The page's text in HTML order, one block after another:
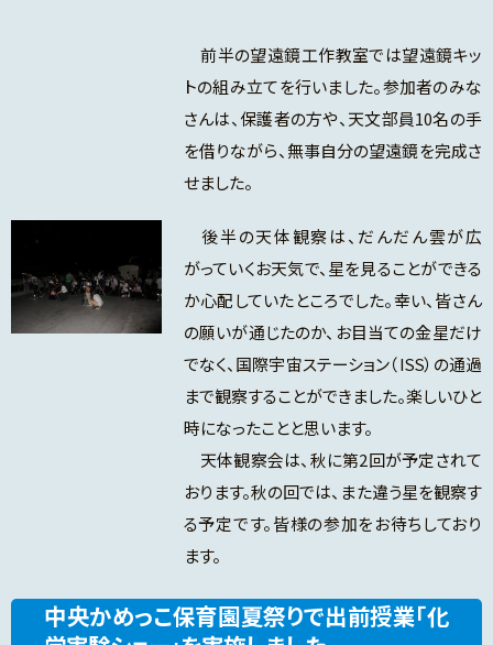
前半の望遠鏡工作教室では望遠鏡キッ
トの組み立てを行いました。参加者のみな
さんは、保護者の方や、天文部員10名の手
を借りながら、無事自分の望遠鏡を完成さ
せました。
後半の天体観察は、だんだん雲が広
がっていくお天気で、星を見ることができる
か心配していたところでした。幸い、皆さん
の願いが通じたのか、お目当ての金星だけ
でなく、国際宇宙ステーション（ISS）の通過
まで観察することができました。楽しいひと
時になったことと思います。
天体観察会は、秋に第2回が予定されて
おります。秋の回では、また違う星を観察す
る予定です。皆様の参加をお待ちしており
ます。
中央かめっこ保育園夏祭りで出前授業「化